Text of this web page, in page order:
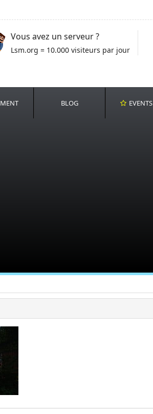
Vous avez un serveur ?
Lsm.org = 10.000 visiteurs par jour
BLOG EVENTS